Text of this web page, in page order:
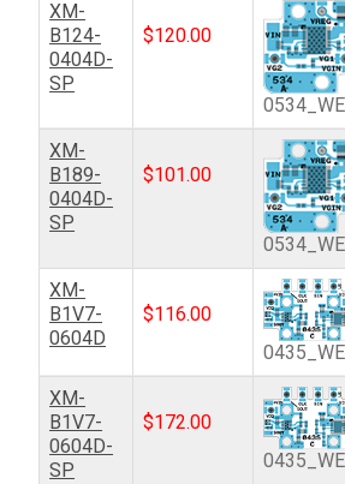
XM-
B124-
0404D-
SP
$120.00
XM-
B189-
0404D-
SP
$101.00
XM-
B1V7-
0604D
$116.00
XM-
B1V7-
0604D-
SP
$172.00